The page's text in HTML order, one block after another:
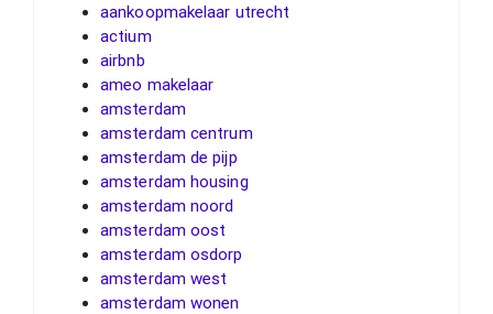
aankoopmakelaar utrecht
actium
airbnb
ameo makelaar
amsterdam
amsterdam centrum
amsterdam de pijp
amsterdam housing
amsterdam noord
amsterdam oost
amsterdam osdorp
amsterdam west
amsterdam wonen